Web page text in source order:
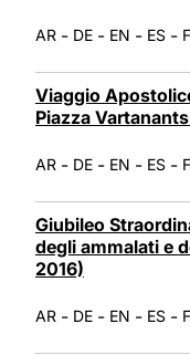
AR - DE - EN - ES -
Viaggio
Piazza
AR - DE - EN - ES -
Giubileo
degli ammalati e
2016)
AR - DE - EN - ES -